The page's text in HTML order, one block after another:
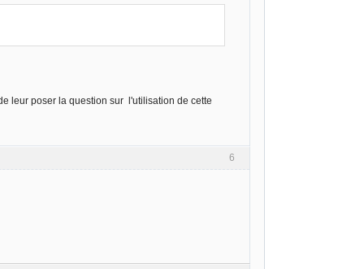
leur poser la question sur l'utilisation de cette
6